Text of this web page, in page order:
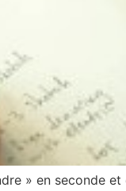
» en seconde